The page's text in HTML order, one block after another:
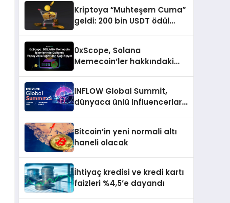
Kriptoya “Muhteşem Cuma”
geldi: 200 bin USDT ödül
0xScope, Solana
Memecoin’ler hakkındaki
INFLOW Global Summit,
dünyaca ünlü Influencerları
Bitcoin’in yeni normali altı
haneli olacak
İhtiyaç kredisi ve kredi kartı
faizleri %4,5’e dayandı